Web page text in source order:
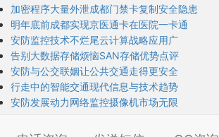
加密程序大量外泄成都门禁卡复制安全隐患
明年底前成都实现京医通卡在医院一卡通
安防监控技术不烂尾云计算战略应用广
告别大数据存储烦恼SAN存储优势点评
安防与公交联姻让公共交通走得更安全
行走中的智能交通现代信息与技术趋势
安防发展动力网络监控摄像机市场无限